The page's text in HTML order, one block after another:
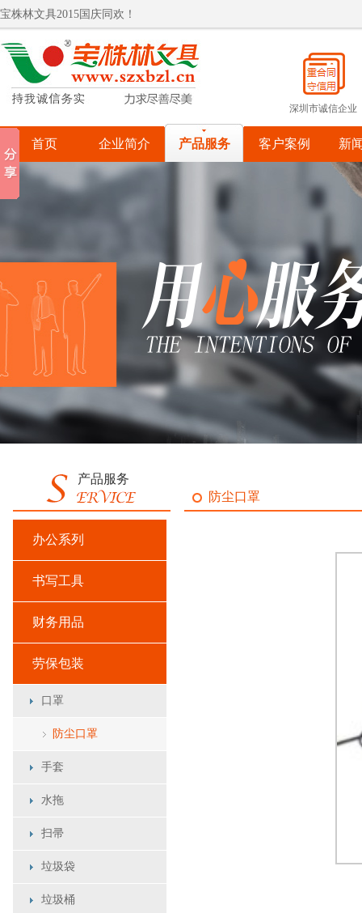
热烈祝贺宝株林入围罗湖政府采购供应商
宝株林关爱自闭症儿童
宝株林关爱自闭症儿童
深圳市诚信企业
首页 企业简介 产品服务 客户案例 新
产品服务
办公系列
书写工具
财务用品
劳保包装
口罩
防尘口罩
手套
水拖
扫帚
垃圾袋
垃圾桶
防尘口罩